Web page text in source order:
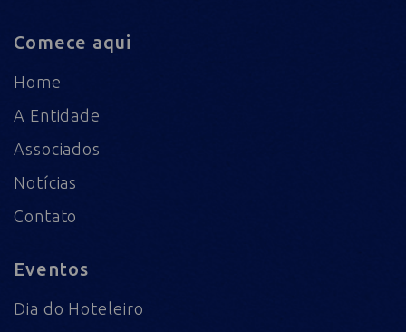
Comece aqui
Home
A Entidade
Associados
Notícias
Contato
Eventos
Dia do Hoteleiro